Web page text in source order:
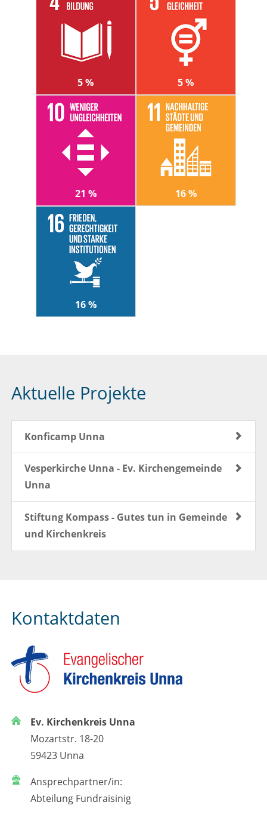
5 % 5 %
21 % 16 %
16 %
Aktuelle Projekte
Konficamp Unna
Vesperkirche Unna - Ev. Kirchengemeinde
Unna
Stiftung Kompass - Gutes tun in Gemeinde
und Kirchenkreis
Kontaktdaten
Ev. Kirchenkreis Unna
Mozartstr. 18-20
59423 Unna
Ansprechpartner/in:
Abteilung Fundraisinig